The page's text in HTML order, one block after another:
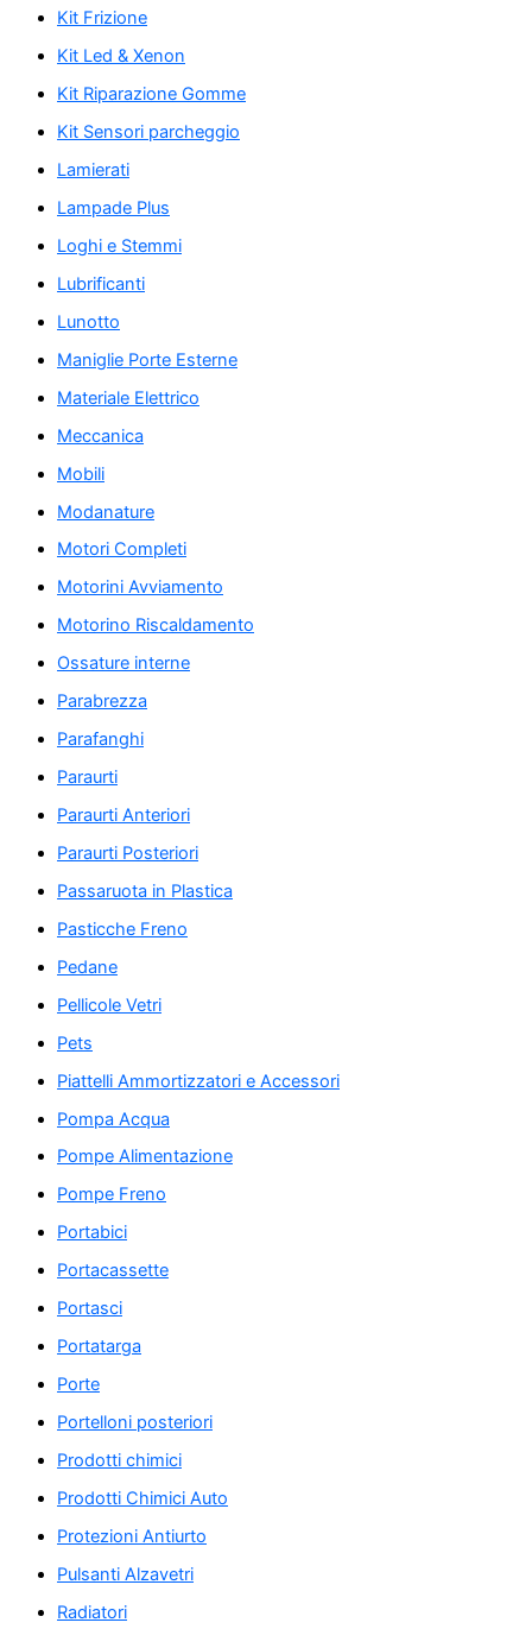
Kit Frizione
Kit Led & Xenon
Kit Riparazione Gomme
Kit Sensori parcheggio
Lamierati
Lampade Plus
Loghi e Stemmi
Lubrificanti
Lunotto
Maniglie Porte Esterne
Materiale Elettrico
Meccanica
Mobili
Modanature
Motori Completi
Motorini Avviamento
Motorino Riscaldamento
Ossature interne
Parabrezza
Parafanghi
Paraurti
Paraurti Anteriori
Paraurti Posteriori
Passaruota in Plastica
Pasticche Freno
Pedane
Pellicole Vetri
Pets
Piattelli Ammortizzatori e Accessori
Pompa Acqua
Pompe Alimentazione
Pompe Freno
Portabici
Portacassette
Portasci
Portatarga
Porte
Portelloni posteriori
Prodotti chimici
Prodotti Chimici Auto
Protezioni Antiurto
Pulsanti Alzavetri
Radiatori